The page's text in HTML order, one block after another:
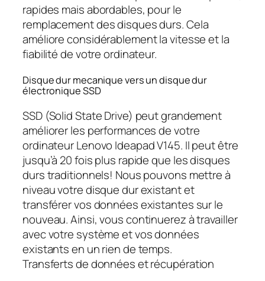
rapides mais abordables, pour le
remplacement des disques durs. Cela
améliore considérablement la vitesse et la
fiabilité de votre ordinateur.
Disque dur mecanique vers un disque dur
électronique SSD
SSD (Solid State Drive) peut grandement
améliorer les performances de votre
ordinateur Lenovo Ideapad V145. Il peut être
jusqu’à 20 fois plus rapide que les disques
durs traditionnels! Nous pouvons mettre à
niveau votre disque dur existant et
transférer vos données existantes sur le
nouveau. Ainsi, vous continuerez à travailler
avec votre système et vos données
existants en un rien de temps.
Transferts de données et récupération